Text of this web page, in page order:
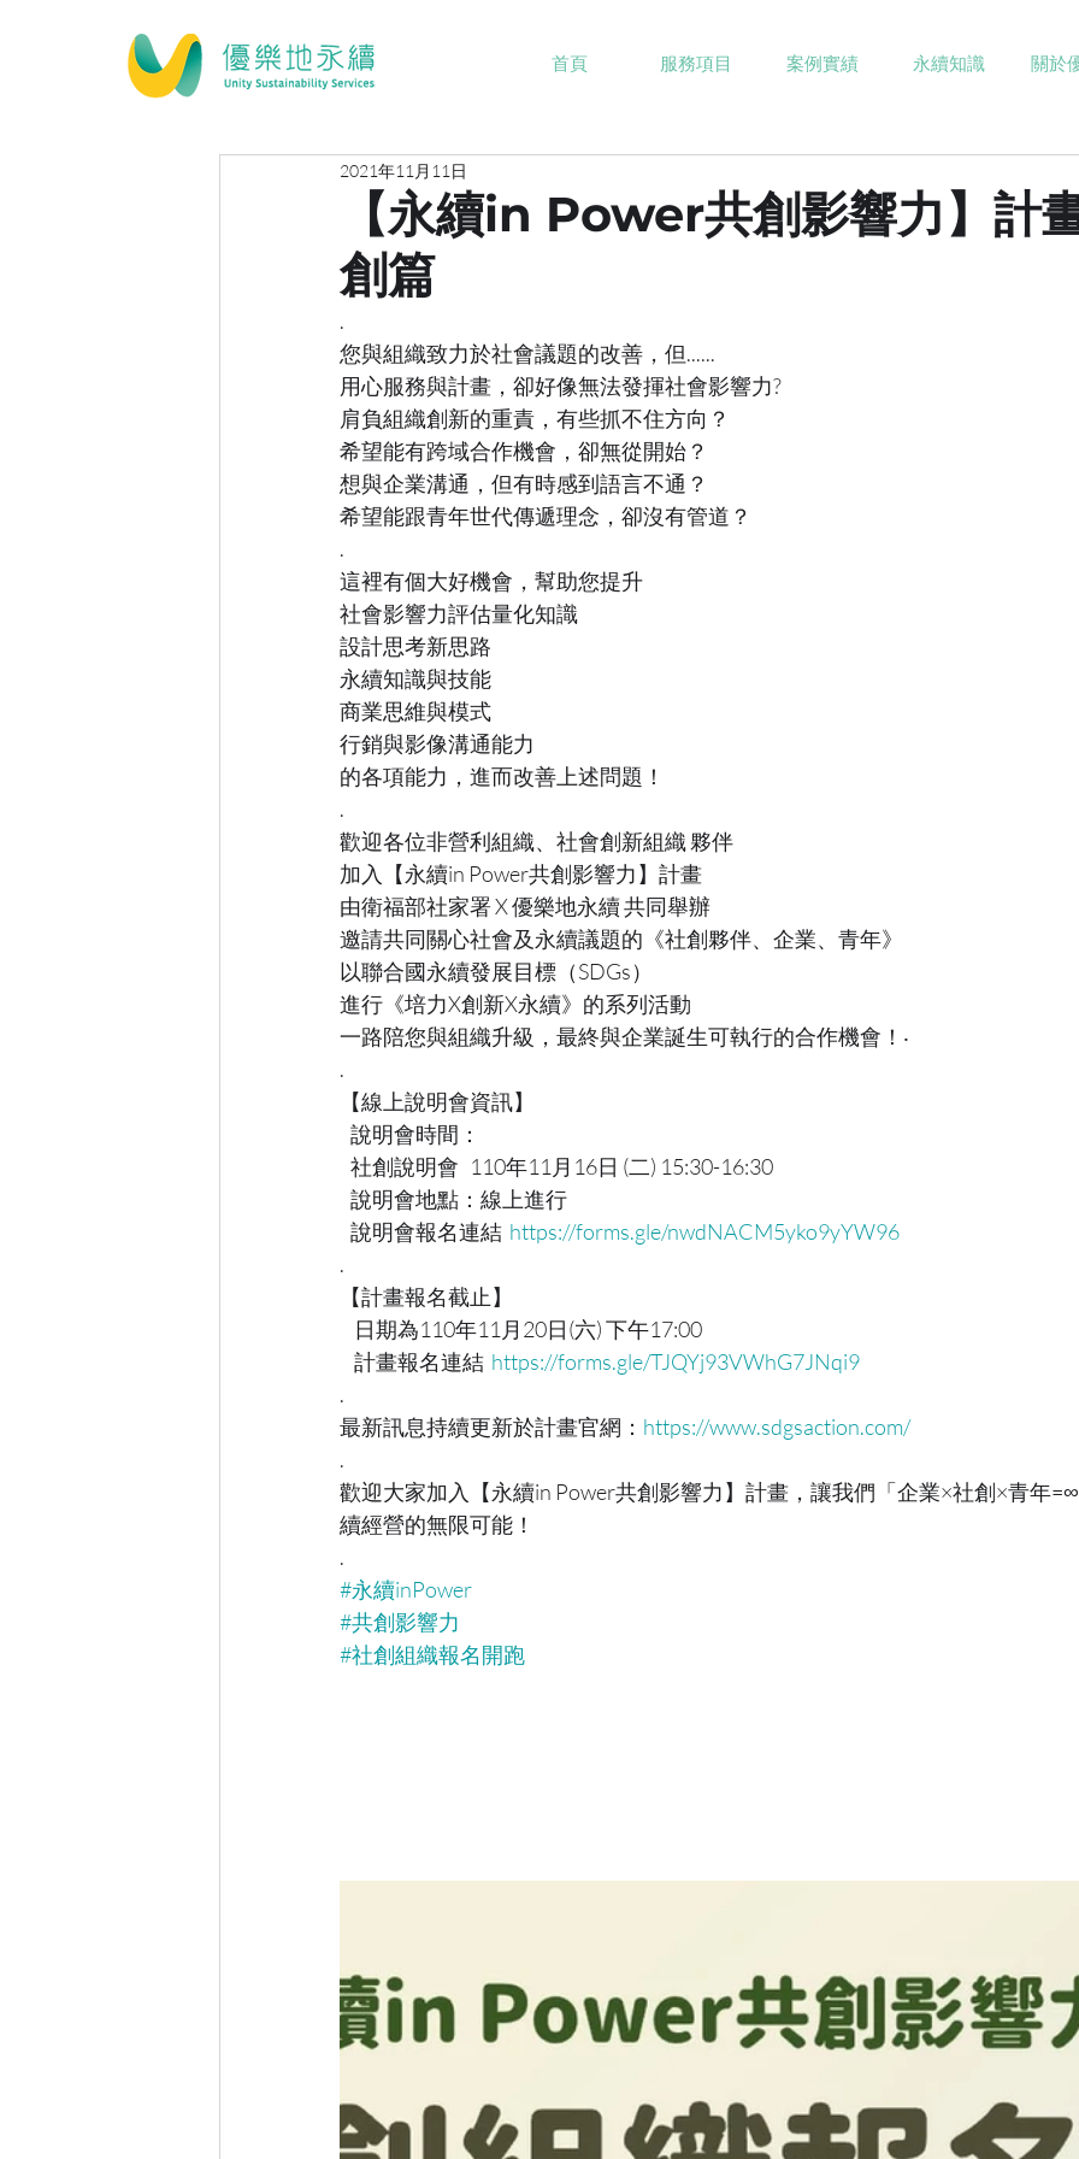
首頁 服務項目 案例實績 永續知識 關於
【永續in Power共創影響力】計
創篇
2021年11月11日
.
您與組織致力於社會議題的改善，但......
用心服務與計畫，卻好像無法發揮社會影響力?
肩負組織創新的重責，有些抓不住方向？
希望能有跨域合作機會，卻無從開始？
想與企業溝通，但有時感到語言不通？
希望能跟青年世代傳遞理念，卻沒有管道？
.
這裡有個大好機會，幫助您提升
社會影響力評估量化知識
設計思考新思路
永續知識與技能
商業思維與模式
行銷與影像溝通能力
的各項能力，進而改善上述問題！
.
歡迎各位非營利組織、社會創新組織 夥伴
加入【永續in Power共創影響力】計畫
由衛福部社家署 X 優樂地永續 共同舉辦
邀請共同關心社會及永續議題的《社創夥伴、企業、青年》
以聯合國永續發展目標（SDGs）
進行《培力X創新X永續》的系列活動
一路陪您與組織升級，最終與企業誕生可執行的合作機會！‧
.
【線上說明會資訊】
   說明會時間：
   社創說明會   110年11月16日 (二) 15:30-16:30
   說明會地點：線上進行
   說明會報名連結
https://forms.gle/nwdNACM5yko9yYW96
.
【計畫報名截止】
    日期為110年11月20日(六) 下午17:00
    計畫報名連結
https://forms.gle/TJQYj93VWhG7JNqi9
.
最新訊息持續更新於計畫官網： https://www.sdgsaction.com/
.
歡迎大家加入【永續in Power共創影響力】計畫，讓我們「企業×社創×青年
續經營的無限可能！
.
#永續inPower
#共創影響力
#社創組織報名開跑